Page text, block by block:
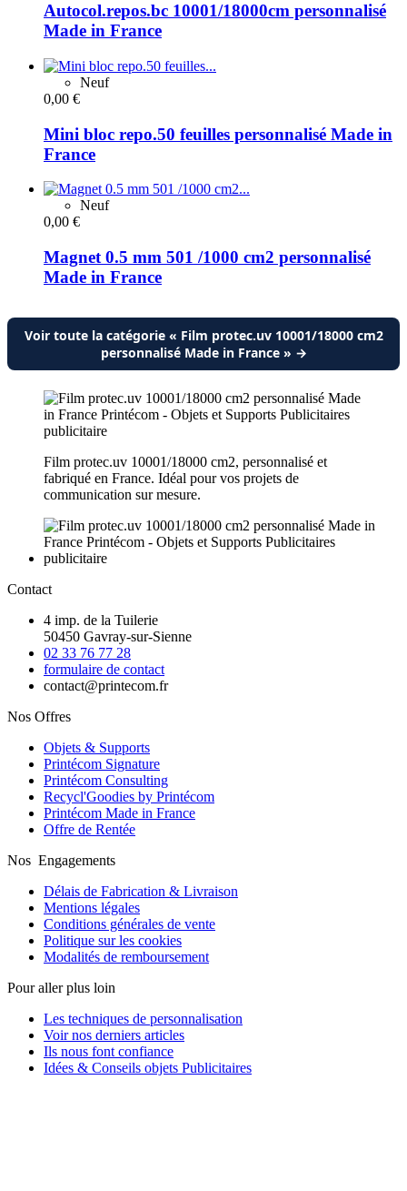
Autocol.repos.bc 10001/18000cm personnalisé
Made in France
Neuf
0,00 €
Mini bloc repo.50 feuilles personnalisé Made in
France
Neuf
0,00 €
Magnet 0.5 mm 501 /1000 cm2 personnalisé
Made in France
Voir toute la catégorie « Film protec.uv 10001/18000 cm2
personnalisé Made in France » →
Film protec.uv 10001/18000 cm2, personnalisé et
fabriqué en France. Idéal pour vos projets de
communication sur mesure.
Contact
4 imp. de la Tuilerie
50450 Gavray-sur-Sienne
02 33 76 77 28
formulaire de contact
contact@printecom.fr
Nos Offres
Objets & Supports
Printécom Signature
Printécom Consulting
Recycl'Goodies by Printécom
Printécom Made in France
Offre de Rentée
Nos Engagements
Délais de Fabrication & Livraison
Mentions légales
Conditions générales de vente
Politique sur les cookies
Modalités de remboursement
Pour aller plus loin
Les techniques de personnalisation
Voir nos derniers articles
Ils nous font confiance
Idées & Conseils objets Publicitaires